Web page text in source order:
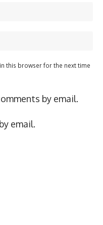
this browser for the next time
by email.
email.